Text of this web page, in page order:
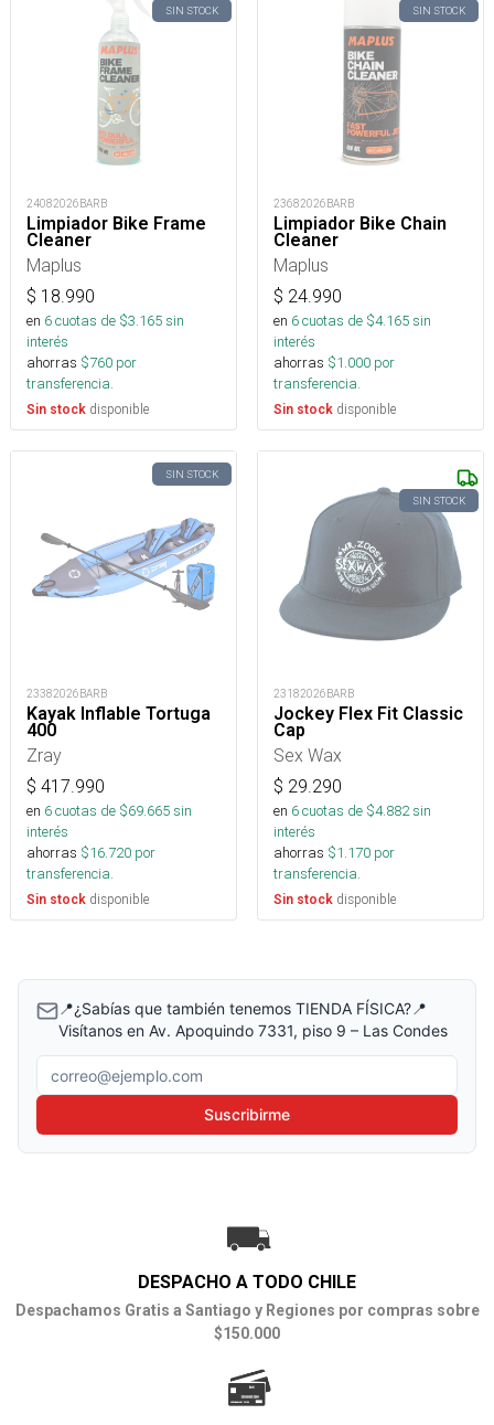
SIN STOCK
24082026BARB
Limpiador Bike Frame
Cleaner
Maplus
$ 18.990
en 6cuotas de $3.165sin
interés
ahorras $760 por
transferencia.
Sin stock disponible
SIN STOCK
23682026BARB
Limpiador Bike Chain
Cleaner
Maplus
$ 24.990
en 6cuotas de $4.165sin
interés
ahorras $1.000 por
transferencia.
Sin stock disponible
SIN STOCK
23382026BARB
Kayak Inflable Tortuga
400
Zray
$ 417.990
en 6cuotas de $69.665sin
interés
ahorras $16.720 por
transferencia.
Sin stock disponible
SIN STOCK
23182026BARB
Jockey Flex Fit Classic
Cap
Sex Wax
$ 29.290
en 6cuotas de $4.882sin
interés
ahorras $1.170 por
transferencia.
Sin stock disponible
📍¿Sabías que también tenemos TIENDA FÍSICA?📍
Visítanos en Av. Apoquindo 7331, piso 9 – Las Condes
Correo electrónico
Suscribirme
DESPACHO A TODO CHILE
Despachamos Gratis a Santiago y Regiones por compras sobre
$150.000